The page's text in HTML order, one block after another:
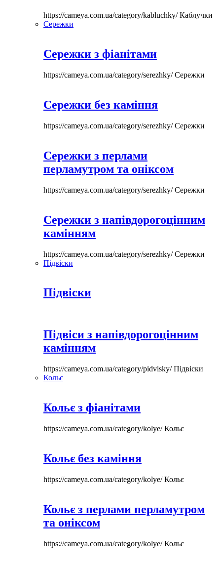
https://cameya.com.ua/category/kabluchky/Каблучки
Сережки
Сережки з фіанітами
https://cameya.com.ua/category/serezhky/Сережки
Сережки без каміння
https://cameya.com.ua/category/serezhky/Сережки
Сережки з перлами
перламутром та оніксом
https://cameya.com.ua/category/serezhky/Сережки
Сережки з напівдорогоцінним
камінням
https://cameya.com.ua/category/serezhky/Сережки
Підвіски
Підвіски
Підвіси з напівдорогоцінним
камінням
https://cameya.com.ua/category/pidvisky/Підвіски
Кольє
Кольє з фіанітами
https://cameya.com.ua/category/kolye/Кольє
Кольє без каміння
https://cameya.com.ua/category/kolye/Кольє
Кольє з перлами перламутром
та оніксом
https://cameya.com.ua/category/kolye/Кольє